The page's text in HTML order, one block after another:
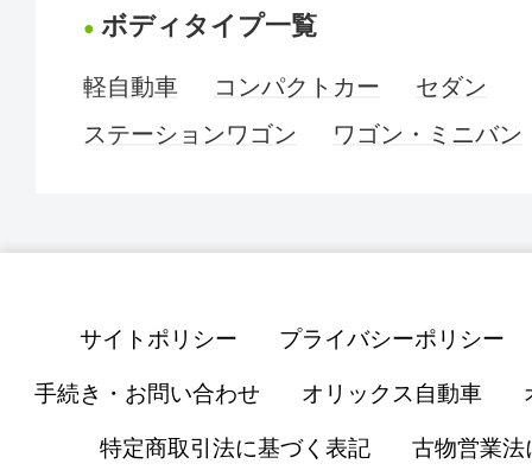
ボディタイプ一覧
軽自動車 コンパクトカー
セダン
ステーションワゴン
ワゴン・ミニバン
サイトポリシー プライバシーポリシー
手続き・お問い合わせ オリックス自動車
特定商取引法に基づく表記 古物営業法